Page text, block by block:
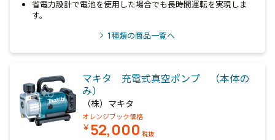
省電力設計で電池を使用した場合でも長時間運転を実現しま
す。
1種類の商品一覧へ
マキタ 充電式真空ポンプ （本体の
み）
（株）マキタ
オレンジブック価格
￥52,000 税抜